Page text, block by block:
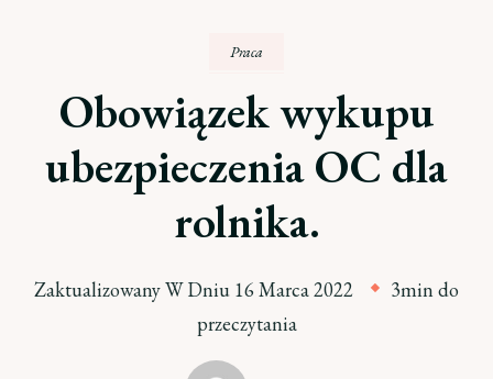
Praca
Obowiązek wykupu
ubezpieczenia OC dla
rolnika.
Zaktualizowany W Dniu 16 Marca 2022
3min do
przeczytania